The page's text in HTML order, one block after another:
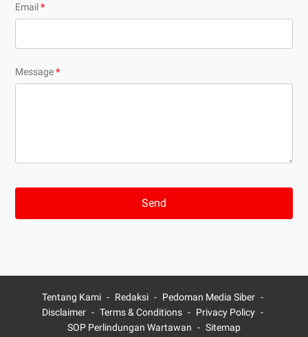
Email *
Message*
Tentang Kami Redaksi
Pedoman Media Siber
Disclaimer
Terms & Conditions
Privacy Policy
SOP Perlindungan Wartawan
Sitemap